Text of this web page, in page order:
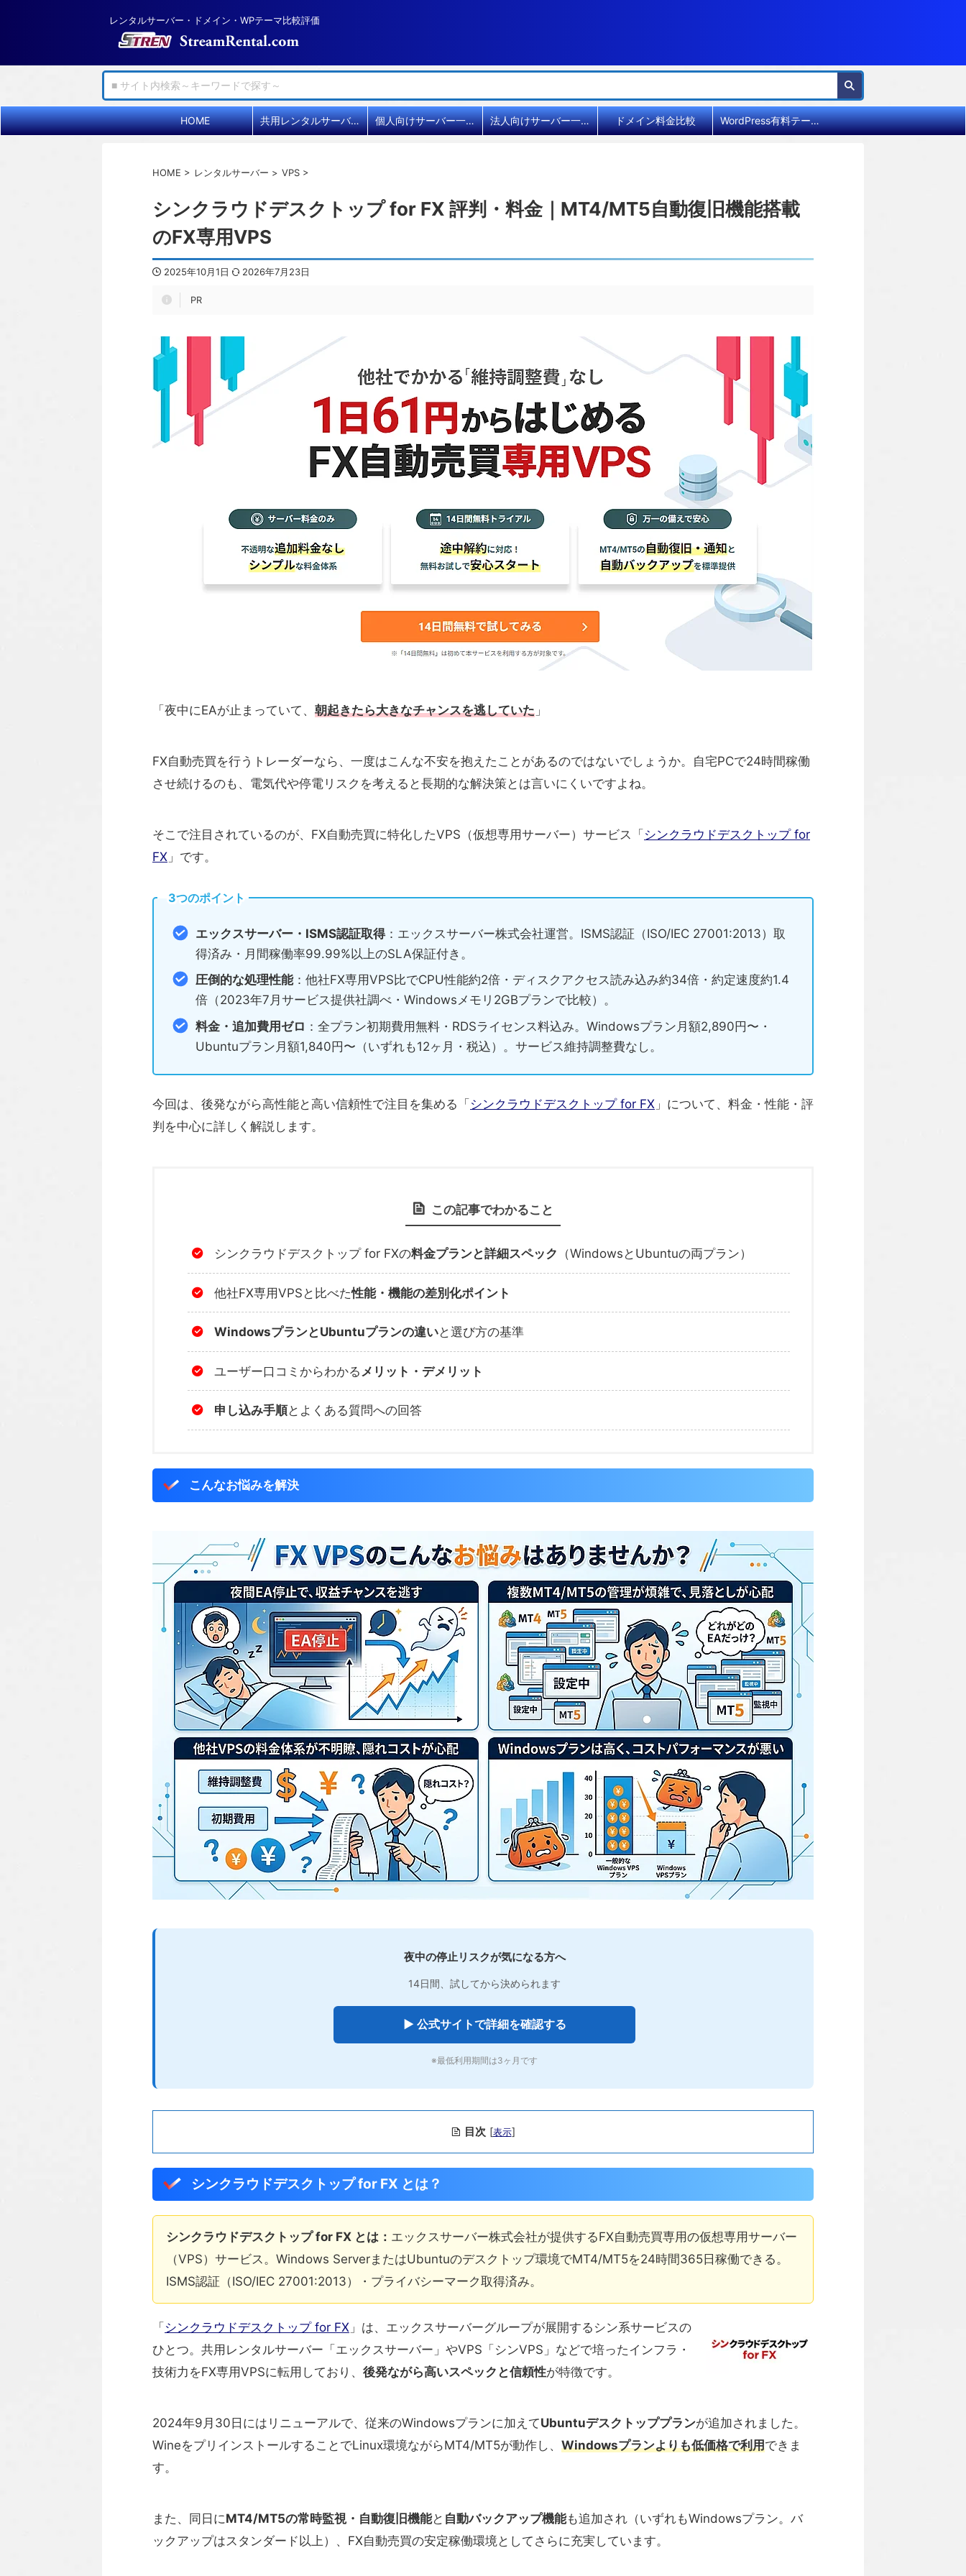
レンタルサーバー・ドメイン・WPテーマ比較評価
HOME 共用レンタルサーバー比較 個人向けサーバー一覧 法人向けサーバー一覧 ドメイン料金比較 WordPress有料テーマ比較
HOME > レンタルサーバー > VPS >
シンクラウドデスクトップ for FX 評判・料金｜MT4/MT5自動復旧機能搭載
のFX専用VPS
2025年10月1日 2026年7月23日
PR
「夜中にEAが止まっていて、 朝起きたら大きなチャンスを逃していた 」
FX自動売買を行うトレーダーなら、一度はこんな不安を抱えたことがあるのではないでしょうか。自宅PCで24時間稼働
させ続けるのも、電気代や停電リスクを考えると長期的な解決策とは言いにくいですよね。
そこで注目されているのが、FX自動売買に特化したVPS（仮想専用サーバー）サービス「 シンクラウドデスクトップ for
FX 」です。
3つのポイント
エックスサーバー・ISMS認証取得：エックスサーバー株式会社運営。ISMS認証（ISO/IEC 27001:2013）取
得済み・月間稼働率99.99%以上のSLA保証付き。
圧倒的な処理性能：他社FX専用VPS比でCPU性能約2倍・ディスクアクセス読み込み約34倍・約定速度約1.4
倍（2023年7月サービス提供社調べ・Windowsメモリ2GBプランで比較）。
料金・追加費用ゼロ ：全プラン初期費用無料・RDSライセンス料込み。Windowsプラン月額2,890円〜・
Ubuntuプラン月額1,840円〜（いずれも12ヶ月・税込）。サービス維持調整費なし。
今回は、後発ながら高性能と高い信頼性で注目を集める「シンクラウドデスクトップ for FX 」について、料金・性能・評
判を中心に詳しく解説します。
この記事でわかること
シンクラウドデスクトップ for FXの料金プランと詳細スペック （WindowsとUbuntuの両プラン）
他社FX専用VPSと比べた性能・機能の差別化ポイント
WindowsプランとUbuntuプランの違いと選び方の基準
ユーザー口コミからわかる メリット・デメリット
申し込み手順とよくある質問への回答
こんなお悩みを解決
夜中の停止リスクが気になる方へ
14日間、試してから決められます
▶ 公式サイトで詳細を確認する
※最低利用期間は3ヶ月です
目次 [表示]
シンクラウドデスクトップ for FX とは？
シンクラウドデスクトップ for FX とは： エックスサーバー株式会社が提供するFX自動売買専用の仮想専用サーバー
（VPS）サービス。Windows ServerまたはUbuntuのデスクトップ環境でMT4/MT5を24時間365日稼働できる。
ISMS認証（ISO/IEC 27001:2013）・プライバシーマーク取得済み。
「シンクラウドデスクトップ for FX 」は、エックスサーバーグループが展開するシン系サービスの
ひとつ。共用レンタルサーバー「エックスサーバー」やVPS「シンVPS」などで培ったインフラ・
技術力をFX専用VPSに転用しており、 後発ながら高いスペックと信頼性が特徴です。
2024年9月30日にはリニューアルで、従来のWindowsプランに加えてUbuntuデスクトッププランが追加されました。
WineをプリインストールすることでLinux環境ながらMT4/MT5が動作し、 Windowsプランよりも低価格で利用できま
す。
また、同日にMT4/MT5の常時監視・自動復旧機能と 自動バックアップ機能も追加され（いずれもWindowsプラン。バ
ックアップはスタンダード以上）、FX自動売買の安定稼働環境としてさらに充実しています。